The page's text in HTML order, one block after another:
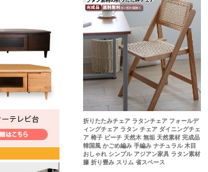
折りたたみチェア ラタンチェア フォールデ
ィングチェア ラタン チェア ダイニングチェ
ア 椅子 ビーチ 天然木 無垢 天然素材 完成品
韓国風 かごめ編み 手編み ナチュラル 木目
おしゃれ シンプル アジアン家具 ラタン素材
籐 折り畳み スリム 省スペース